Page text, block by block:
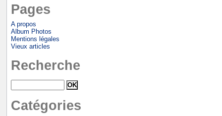
Pages
A propos
Album Photos
Mentions légales
Vieux articles
Recherche
Catégories